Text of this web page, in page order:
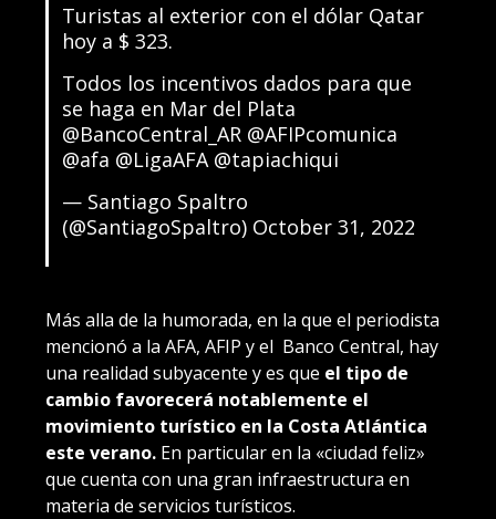
Turistas al exterior con el dólar Qatar
hoy a $ 323.
Todos los incentivos dados para que
se haga en Mar del Plata
@BancoCentral_AR @AFIPcomunica
@afa @LigaAFA @tapiachiqui
— Santiago Spaltro
(@SantiagoSpaltro) October 31, 2022
Más alla de la humorada, en la que el periodista
mencionó a la AFA, AFIP y el Banco Central, hay
una realidad subyacente y es que el tipo de
cambio favorecerá notablemente el
movimiento turístico en la Costa Atlántica
este verano. En particular en la «ciudad feliz»
que cuenta con una gran infraestructura en
materia de servicios turísticos.